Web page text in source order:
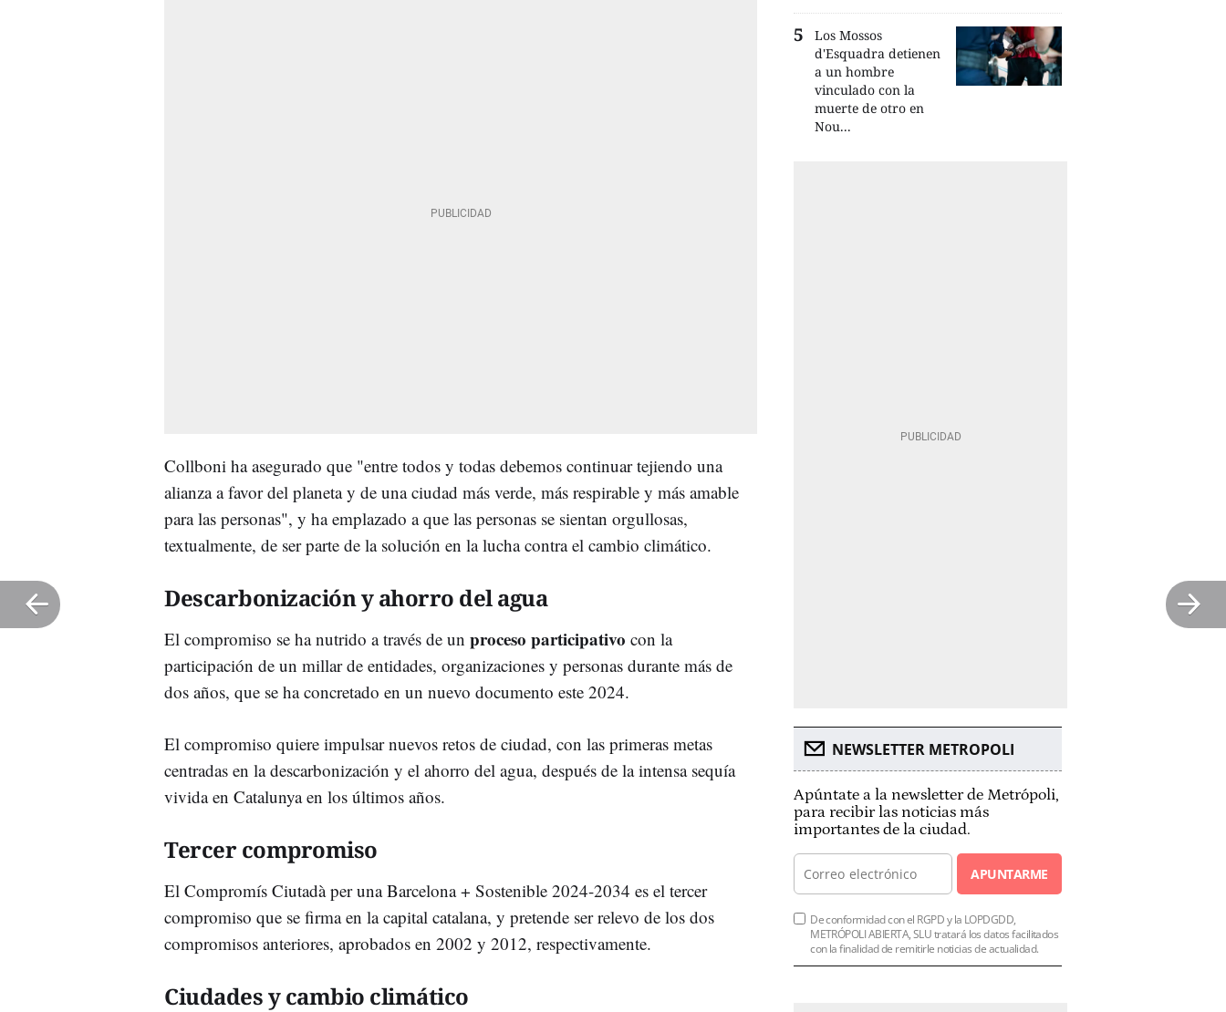
Collboni ha asegurado que "entre todos y todas debemos continuar tejiendo una
alianza a favor del planeta y de una ciudad más verde, más respirable y más amable
para las personas", y ha emplazado a que las personas se sientan orgullosas,
textualmente, de ser parte de la solución en la lucha contra el cambio climático.
Descarbonización y ahorro del agua
El compromiso se ha nutrido a través de un proceso participativo con la
participación de un millar de entidades, organizaciones y personas durante más de
dos años, que se ha concretado en un nuevo documento este 2024.
El compromiso quiere impulsar nuevos retos de ciudad, con las primeras metas
centradas en la descarbonización y el ahorro del agua, después de la intensa sequía
vivida en Catalunya en los últimos años.
Tercer compromiso
El Compromís Ciutadà per una Barcelona + Sostenible 2024-2034 es el tercer
compromiso que se firma en la capital catalana, y pretende ser relevo de los dos
compromisos anteriores, aprobados en 2002 y 2012, respectivamente.
Ciudades y cambio climático
Los Mossos
d'Esquadra detienen
a un hombre
vinculado con la
muerte de otro en
Nou...
NEWSLETTER METROPOLI
Apúntate a la newsletter de Metrópoli,
para recibir las noticias más
importantes de la ciudad.
APUNTARME
De conformidad con el RGPD y la LOPDGDD,
METRÓPOLI ABIERTA, SLU tratará los datos facilitados
con la finalidad de remitirle noticias de actualidad.